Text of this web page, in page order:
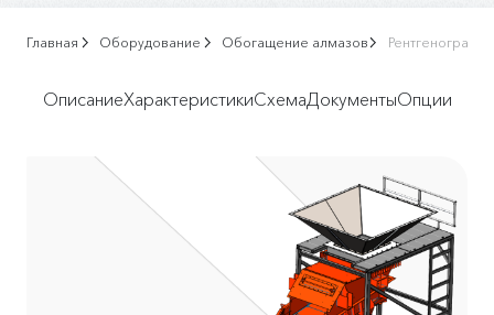
Главная Оборудование Обогащение алмазов
ОписаниеХарактеристикиСхемаДокументыОпции